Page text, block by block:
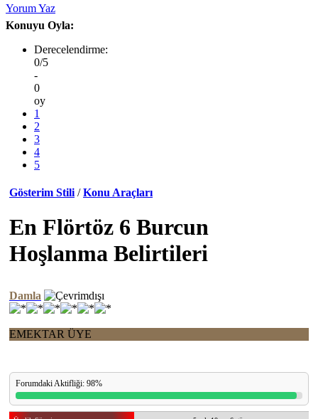
Yorum Yaz
Konuyu Oyla:
Derecelendirme:
0/5
-
0
oy
1
2
3
4
5
Gösterim Stili / Konu Araçları
En Flörtöz 6 Burcun
Hoşlanma Belirtileri
Damla
EMEKTAR ÜYE
Forumdaki Aktifliği: 98%